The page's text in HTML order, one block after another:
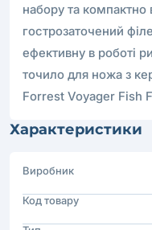
набору та
гострозаточений
ефективну в роботі
точило для ножа з
Forrest Voyager Fish
Характеристики
Виробник
Код товару